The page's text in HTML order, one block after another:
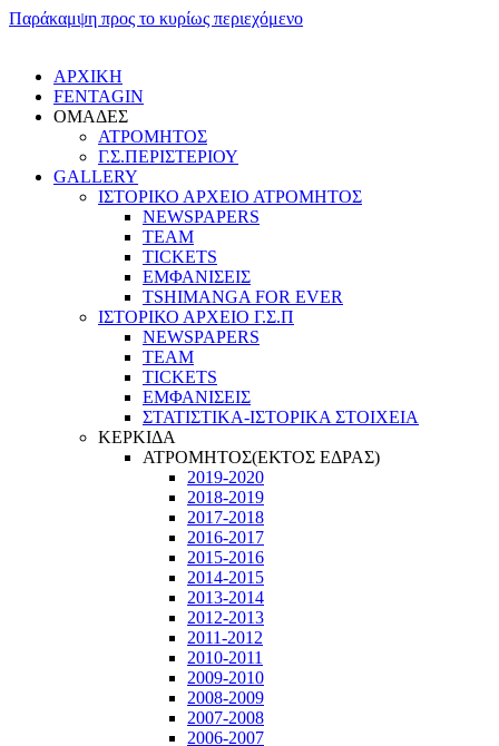
Παράκαμψη προς το κυρίως περιεχόμενο
ΑΡΧΙΚΗ
FENTAGIN
ΟΜΑΔΕΣ
ΑΤΡΟΜΗΤΟΣ
Γ.Σ.ΠEΡΙΣΤΕΡΙΟΥ
GALLERY
ΙΣΤΟΡΙΚΟ ΑΡΧΕΙΟ ΑΤΡΟΜΗΤΟΣ
NEWSPAPERS
TEAM
TICKETS
ΕΜΦΑΝΙΣΕΙΣ
TSHIMANGA FOR EVER
ΙΣΤΟΡΙΚΟ ΑΡΧΕΙΟ Γ.Σ.Π
NEWSPAPERS
TEAM
TICKETS
ΕΜΦΑΝΙΣΕΙΣ
ΣΤΑΤΙΣΤΙΚΑ-ΙΣΤΟΡΙΚΑ ΣΤΟΙΧΕΙΑ
ΚΕΡΚΙΔΑ
ΑΤΡΟΜΗΤΟΣ(ΕΚΤΟΣ ΕΔΡΑΣ)
2019-2020
2018-2019
2017-2018
2016-2017
2015-2016
2014-2015
2013-2014
2012-2013
2011-2012
2010-2011
2009-2010
2008-2009
2007-2008
2006-2007